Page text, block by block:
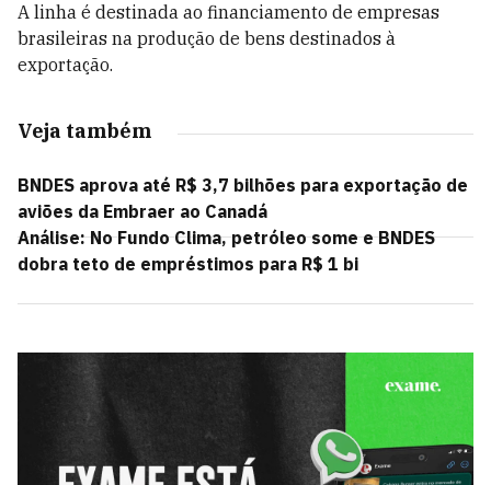
A linha é destinada ao financiamento de empresas
brasileiras na produção de bens destinados à
exportação.
Veja também
BNDES aprova até R$ 3,7 bilhões para exportação de
aviões da Embraer ao Canadá
Análise: No Fundo Clima, petróleo some e BNDES
dobra teto de empréstimos para R$ 1 bi